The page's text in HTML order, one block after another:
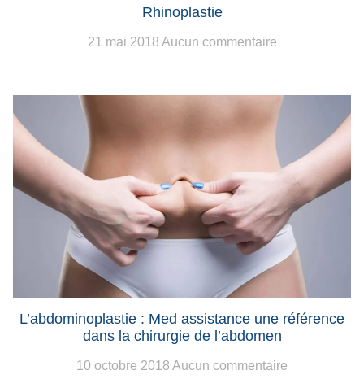
Rhinoplastie
21 mai 2018 Aucun commentaire
L’abdominoplastie : Med assistance une référence
dans la chirurgie de l’abdomen
10 octobre 2018 Aucun commentaire